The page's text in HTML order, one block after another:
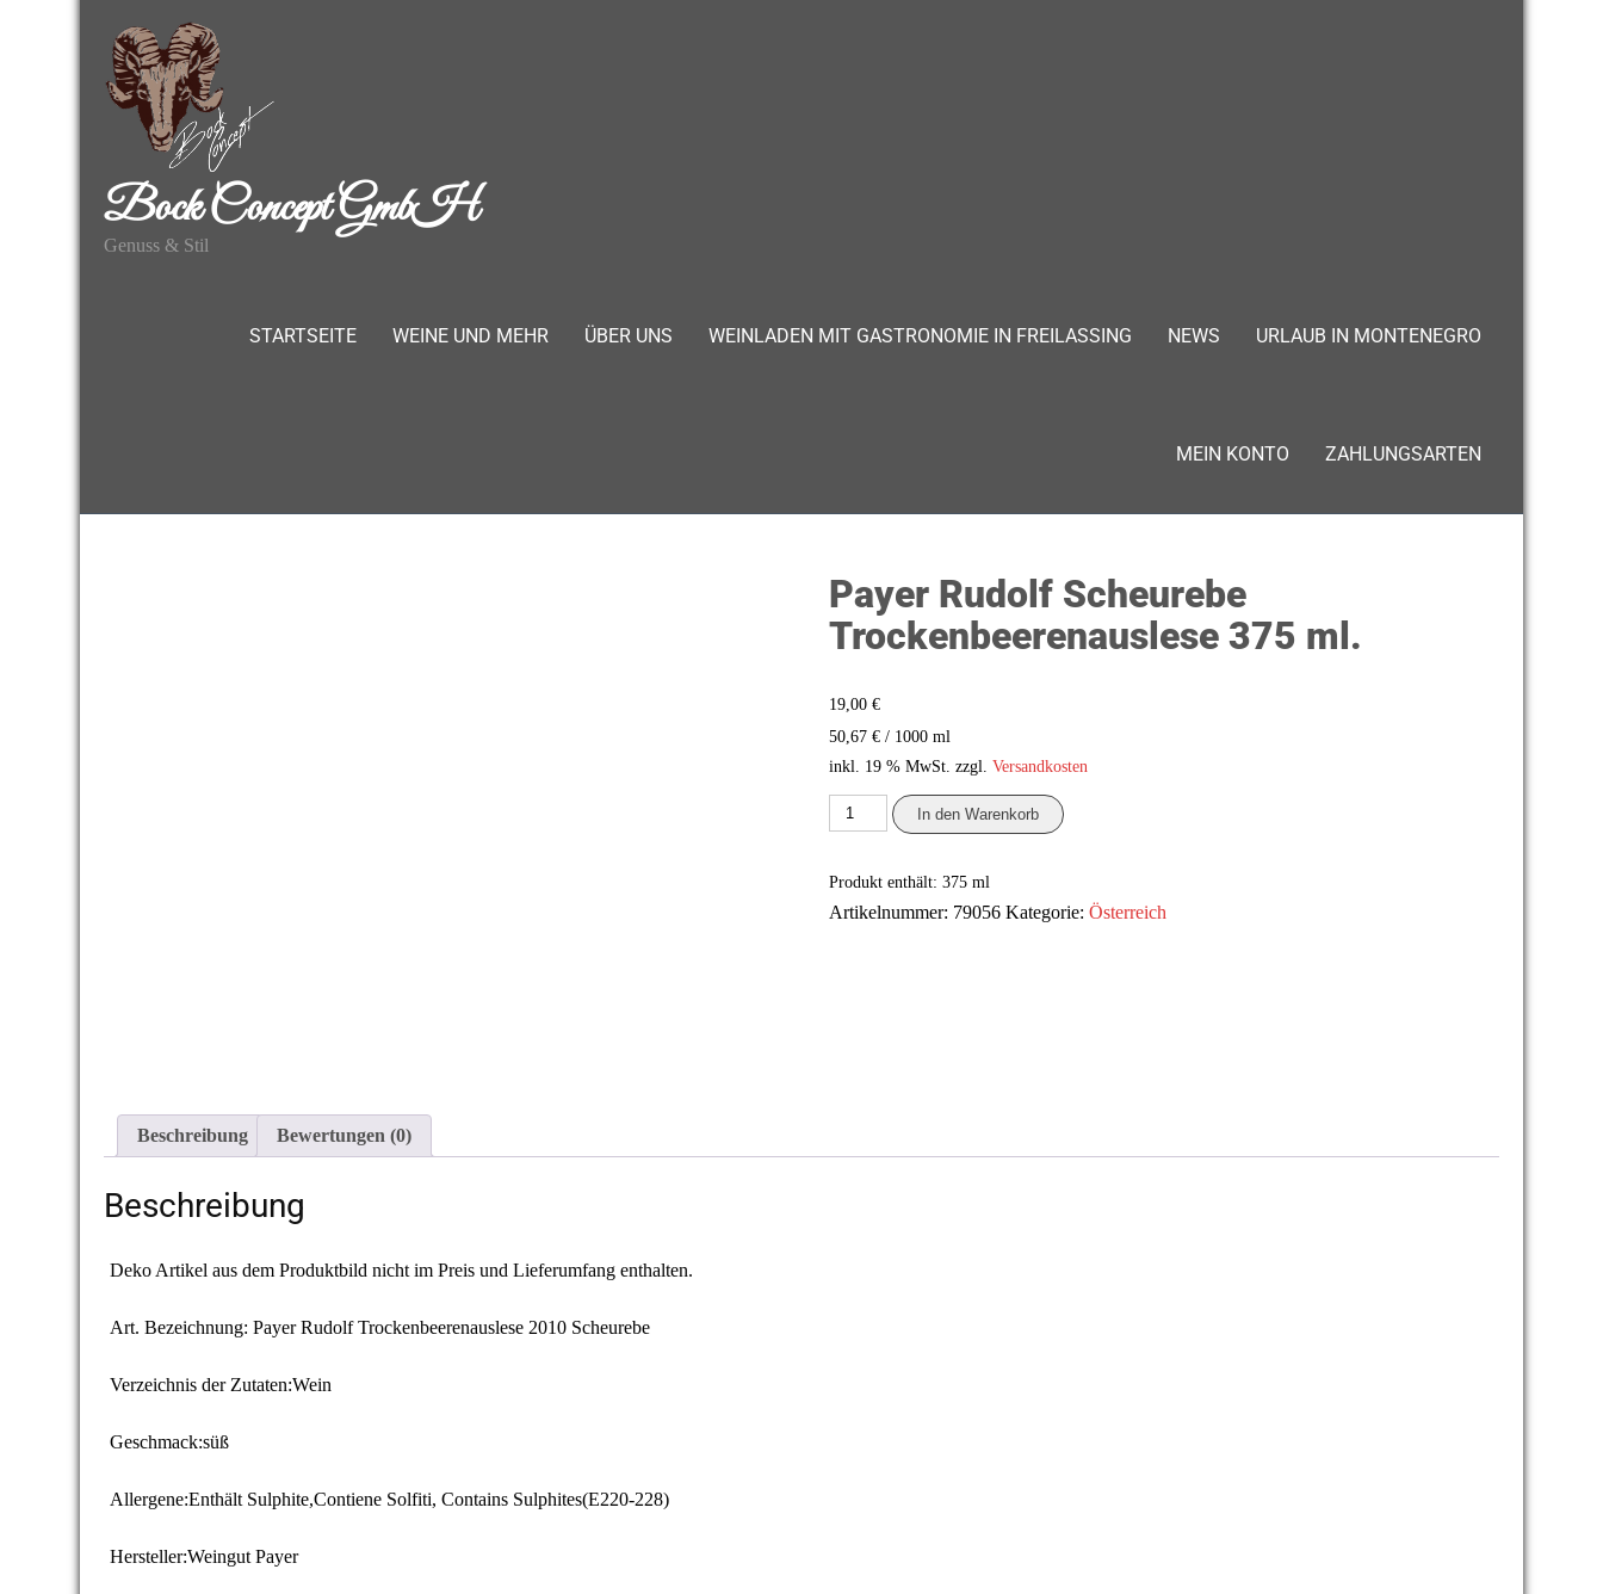
Bock Concept GmbH
Genuss & Stil
STARTSEITE WEINE UND MEHR ÜBER UNS WEINLADEN MIT GASTRONOMIE IN FREILASSING NEWS URLAUB IN MONTENEGRO
MEIN KONTO ZAHLUNGSARTEN
Payer Rudolf Scheurebe
Trockenbeerenauslese 375 ml.
19,00€
50,67€ / 1000 ml
inkl. 19 % MwSt. zzgl.Versandkosten
Payer
Rudolf
375
ml.
In den Warenkorb
Produkt enthält: 375ml
Artikelnummer: 79056 Kategorie:Österreich
Beschreibung Bewertungen (0)
Beschreibung
Deko Artikel aus dem Produktbild nicht im Preis und Lieferumfang enthalten.
Art. Bezeichnung: Payer Rudolf Trockenbeerenauslese 2010 Scheurebe
Verzeichnis der Zutaten:Wein
Geschmack:süß
Allergene:Enthält Sulphite,Contiene Solfiti, Contains Sulphites(E220-228)
Hersteller:Weingut Payer